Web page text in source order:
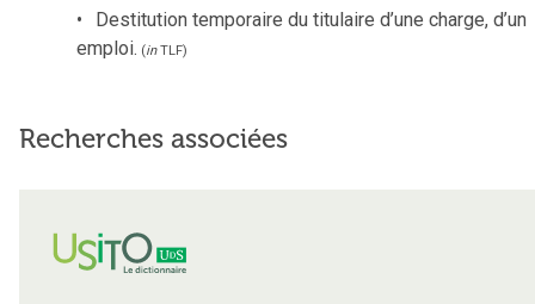
Destitution temporaire du titulaire d’une charge, d’un
emploi. (inTLF)
Recherches associées